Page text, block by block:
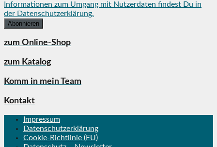
Informationen zum Umgang mit Nutzerdaten findest Du in
der Datenschutzerklärung.
zum Online-Shop
zum Katalog
Komm in mein Team
Kontakt
Impressum
Datenschutzerklärung
Cookie-Richtlinie (EU)